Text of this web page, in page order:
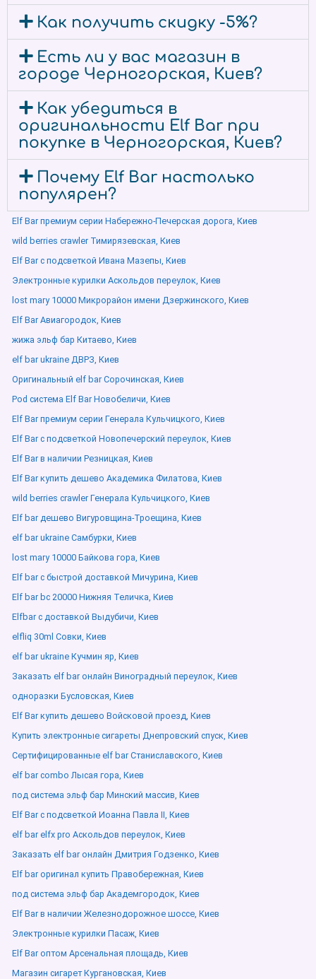
Как получить скидку -5%?
Есть ли у вас магазин в
городе Черногорская, Киев?
Как убедиться в
оригинальности Elf Bar при
покупке в Черногорская, Киев?
Почему Elf Bar настолько
популярен?
Elf Bar премиум серии Набережно-Печерская дорога, Киев
wild berries crawler Тимирязевская, Киев
Elf Bar с подсветкой Ивана Мазепы, Киев
Электронные курилки Аскольдов переулок, Киев
lost mary 10000 Микрорайон имени Дзержинского, Киев
Elf Bar Авиагородок, Киев
жижа эльф бар Китаево, Киев
elf bar ukraine ДВРЗ, Киев
Оригинальный elf bar Сорочинская, Киев
Pod система Elf Bar Новобеличи, Киев
Elf Bar премиум серии Генерала Кульчицкого, Киев
Elf Bar с подсветкой Новопечерский переулок, Киев
Elf Bar в наличии Резницкая, Киев
Elf Bar купить дешево Академика Филатова, Киев
wild berries crawler Генерала Кульчицкого, Киев
Elf bar дешево Вигуровщина-Троещина, Киев
elf bar ukraine Самбурки, Киев
lost mary 10000 Байкова гора, Киев
Elf bar с быстрой доставкой Мичурина, Киев
Elf bar bc 20000 Нижняя Теличка, Киев
Elfbar с доставкой Выдубичи, Киев
elfliq 30ml Совки, Киев
elf bar ukraine Кучмин яр, Киев
Заказать elf bar онлайн Виноградный переулок, Киев
одноразки Бусловская, Киев
Elf Bar купить дешево Войсковой проезд, Киев
Купить электронные сигареты Днепровский спуск, Киев
Сертифицированные elf bar Станиславского, Киев
elf bar combo Лысая гора, Киев
под система эльф бар Минский массив, Киев
Elf Bar с подсветкой Иоанна Павла ІІ, Киев
elf bar elfx pro Аскольдов переулок, Киев
Заказать elf bar онлайн Дмитрия Годзенко, Киев
Elf bar оригинал купить Правобережная, Киев
под система эльф бар Академгородок, Киев
Elf Bar в наличии Железнодорожное шоссе, Киев
Электронные курилки Пасаж, Киев
Elf Bar оптом Арсенальная площадь, Киев
Магазин сигарет Кургановская, Киев